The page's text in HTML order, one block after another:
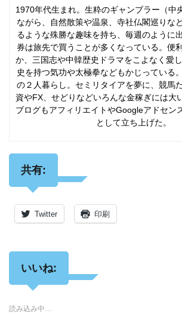
1970年代生まれ。生粋のギャンブラー（中
ながら、自然散策や温泉、寺社仏閣巡りな
るような殊勝な趣味を持ち、毎週のように
券は旅先で買うことが多くなっている。便
か、三国志や中韓歴史ドラマをこよなく愛
史を持つ気功や太極拳などもかじっている
の２人暮らし。セミリタイアを夢に、競馬
資やFX、せどりなどいろんな金稼ぎには大
ブログもアフィリエイトやGoogleアドセン
として立ち上げた。
共有:
Twitter 印刷
いいね:
読み込み中…